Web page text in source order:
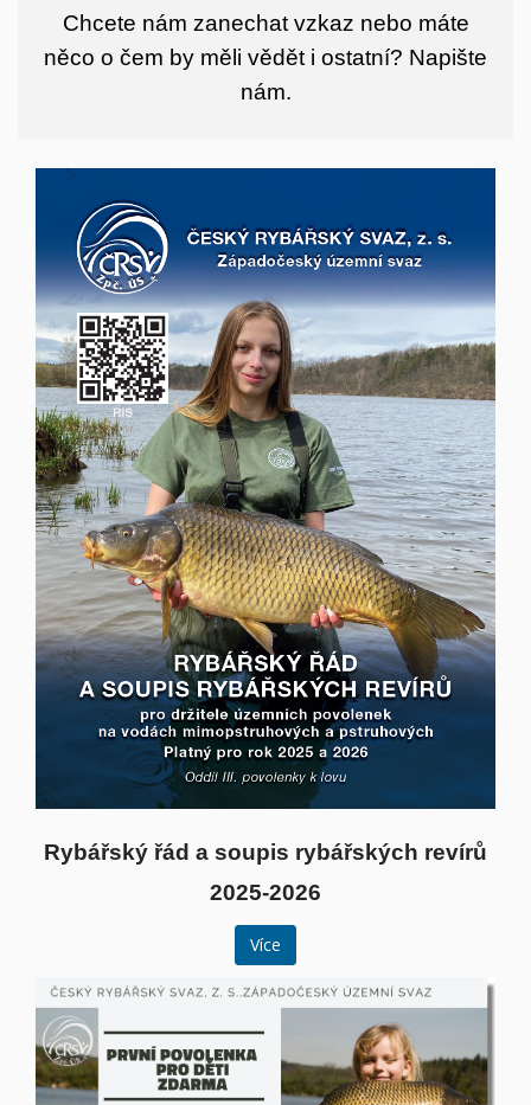
Chcete nám zanechat vzkaz nebo máte
něco o čem by měli vědět i ostatní? Napište
nám.
Rybářský řád a soupis rybářských revírů
2025-2026
Více